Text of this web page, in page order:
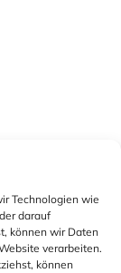
Technologien wie
darauf
können wir Daten
verarbeiten.
können